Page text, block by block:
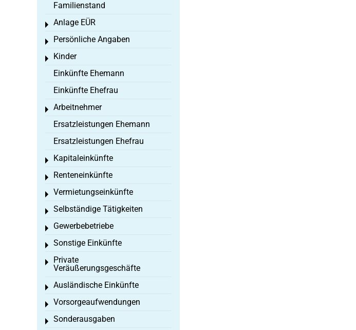
Familienstand
Anlage EÜR
Toggle menu
Persönliche Angaben
Toggle menu
Kinder
Toggle menu
Einkünfte Ehemann
Einkünfte Ehefrau
Arbeitnehmer
Toggle menu
Ersatzleistungen Ehemann
Ersatzleistungen Ehefrau
Kapitaleinkünfte
Toggle menu
Renteneinkünfte
Toggle menu
Vermietungseinkünfte
Toggle menu
Selbständige Tätigkeiten
Toggle menu
Gewerbebetriebe
Toggle menu
Sonstige Einkünfte
Toggle menu
Private
Veräußerungsgeschäfte
Toggle menu
Ausländische Einkünfte
Toggle menu
Vorsorgeaufwendungen
Toggle menu
Sonderausgaben
Toggle menu